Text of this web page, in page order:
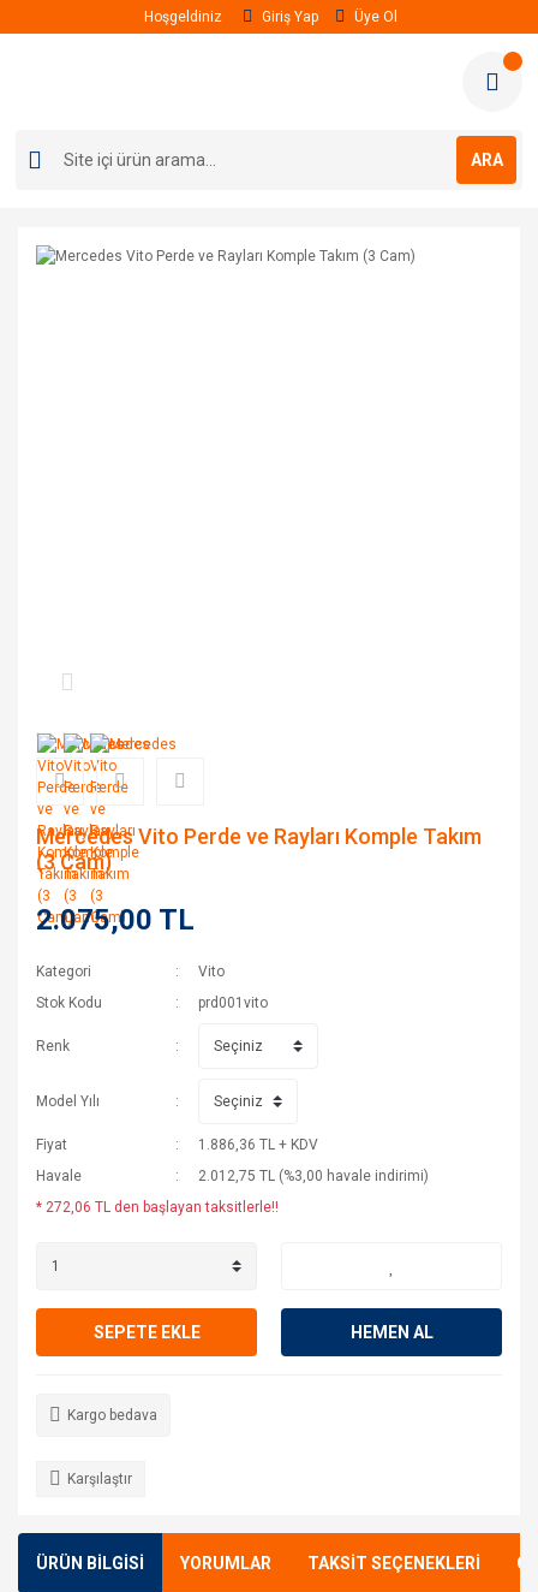
Hoşgeldiniz Giriş Yap Üye Ol
ARA
Mercedes Vito Perde ve Rayları Komple Takım
(3 Cam)
2.075,00 TL
Kategori
Vito
Stok Kodu
prd001vito
Renk
Model Yılı
Fiyat
1.886,36 TL + KDV
Havale
2.012,75 TL (%3,00 havale indirimi)
* 272,06 TL den başlayan taksitlerle!!
SEPETE EKLE HEMEN AL
Kargo bedava
Karşılaştır
ÜRÜN BİLGİSİ YORUMLAR TAKSİT SEÇENEKLERİ